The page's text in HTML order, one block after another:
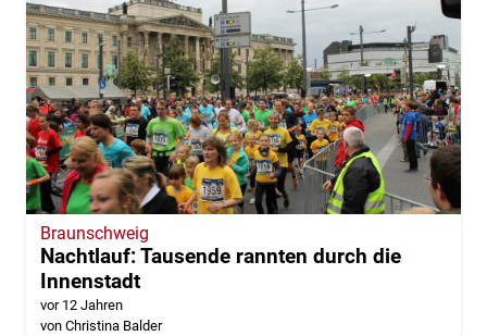
Braunschweig
Nachtlauf: Tausende rannten durch die
Innenstadt
vor 12 Jahren
von Christina Balder